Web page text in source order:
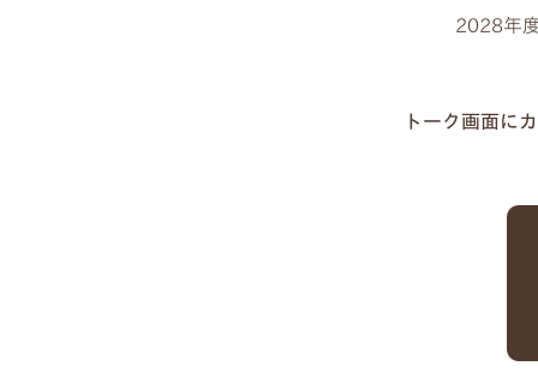
2028年
トーク画面に